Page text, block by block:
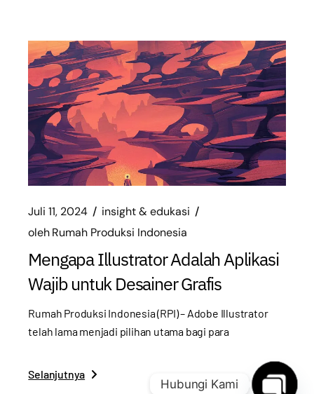
Juli 11, 2024
insight & edukasi
olehRumah Produksi Indonesia
Mengapa Illustrator Adalah Aplikasi
Wajib untuk Desainer Grafis
Rumah Produksi Indonesia (RPI) – Adobe Illustrator
telah lama menjadi pilihan utama bagi para
Selanjutnya
Hubungi Kami